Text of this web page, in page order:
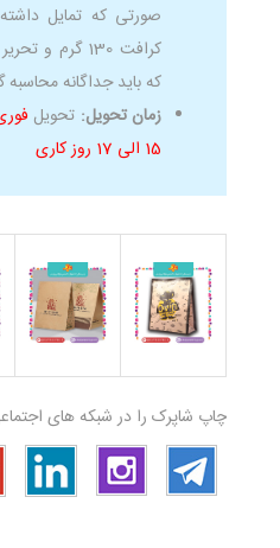
صورتی که تمایل
که باید جداگانه محاسبه
زمان تحویل: تحویل فوری 8 تا 9
15 الی 17 روز کاری
چاپ شاپرک را در شبکه های